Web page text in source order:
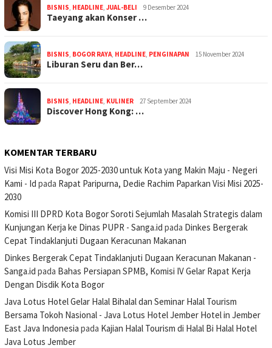
BISNIS, HEADLINE, JUAL-BELI 9 Desember 2024
Taeyang akan Konser …
BISNIS, BOGOR RAYA, HEADLINE, PENGINAPAN 15 November 2024
Liburan Seru dan Ber…
BISNIS, HEADLINE, KULINER 27 September 2024
Discover Hong Kong: …
KOMENTAR TERBARU
Visi Misi Kota Bogor 2025-2030 untuk Kota yang Makin Maju - Negeri
Kami - Id pada Rapat Paripurna, Dedie Rachim Paparkan Visi Misi 2025-
2030
Komisi III DPRD Kota Bogor Soroti Sejumlah Masalah Strategis dalam
Kunjungan Kerja ke Dinas PUPR - Sanga.id pada Dinkes Bergerak
Cepat Tindaklanjuti Dugaan Keracunan Makanan
Dinkes Bergerak Cepat Tindaklanjuti Dugaan Keracunan Makanan -
Sanga.id pada Bahas Persiapan SPMB, Komisi IV Gelar Rapat Kerja
Dengan Disdik Kota Bogor
Java Lotus Hotel Gelar Halal Bihalal dan Seminar Halal Tourism
Bersama Tokoh Nasional - Java Lotus Hotel Jember Hotel in Jember
East Java Indonesia pada Kajian Halal Tourism di Halal Bi Halal Hotel
Java Lotus Jember